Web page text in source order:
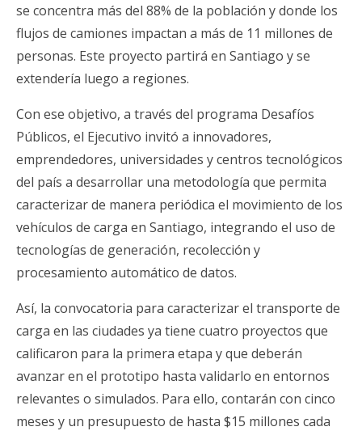
se concentra más del 88% de la población y donde los
flujos de camiones impactan a más de 11 millones de
personas. Este proyecto partirá en Santiago y se
extendería luego a regiones.
Con ese objetivo, a través del programa Desafíos
Públicos, el Ejecutivo invitó a innovadores,
emprendedores, universidades y centros tecnológicos
del país a desarrollar una metodología que permita
caracterizar de manera periódica el movimiento de los
vehículos de carga en Santiago, integrando el uso de
tecnologías de generación, recolección y
procesamiento automático de datos.
Así, la convocatoria para caracterizar el transporte de
carga en las ciudades ya tiene cuatro proyectos que
calificaron para la primera etapa y que deberán
avanzar en el prototipo hasta validarlo en entornos
relevantes o simulados. Para ello, contarán con cinco
meses y un presupuesto de hasta $15 millones cada